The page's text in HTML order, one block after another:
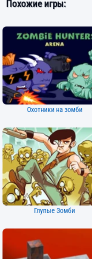
Похожие игры:
Охотники на зомби
Глупые Зомби